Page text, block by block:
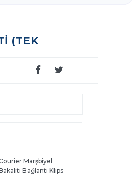
(TEK
Marşbiyel
Bağlantı Klips